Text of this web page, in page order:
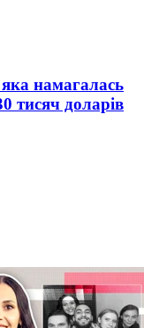
намагалась
тисяч доларів